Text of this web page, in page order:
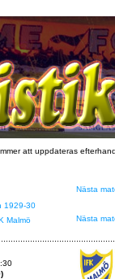
att uppdateras
Nästa
1929-30
Malmö Nästa